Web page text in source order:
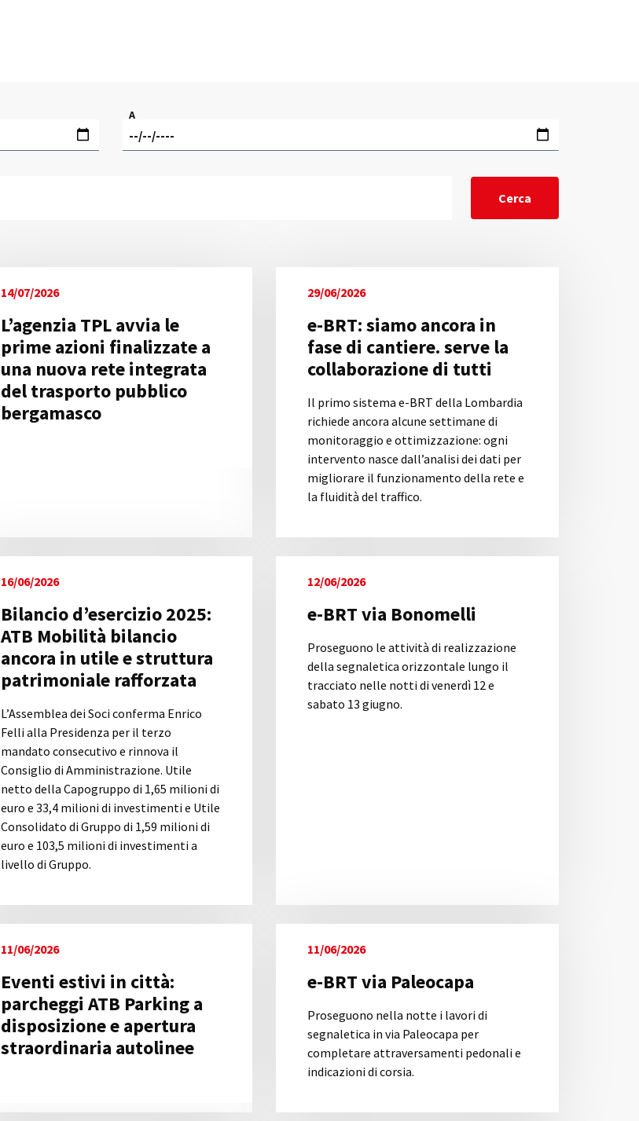
A
14/07/2026
L’agenzia TPL avvia le
prime azioni finalizzate a
una nuova rete integrata
del trasporto pubblico
bergamasco
29/06/2026
e-BRT: siamo ancora in
fase di cantiere. serve la
collaborazione di tutti
Il primo sistema e-BRT della Lombardia
richiede ancora alcune settimane di
monitoraggio e ottimizzazione: ogni
intervento nasce dall’analisi dei dati per
migliorare il funzionamento della rete e
la fluidità del traffico.
16/06/2026
Bilancio d’esercizio 2025:
ATB Mobilità bilancio
ancora in utile e struttura
patrimoniale rafforzata
L’Assemblea dei Soci conferma Enrico
Felli alla Presidenza per il terzo
mandato consecutivo e rinnova il
Consiglio di Amministrazione. Utile
netto della Capogruppo di 1,65 milioni di
euro e 33,4 milioni di investimenti e Utile
Consolidato di Gruppo di 1,59 milioni di
euro e 103,5 milioni di investimenti a
livello di Gruppo.
12/06/2026
e-BRT via Bonomelli
Proseguono le attività di realizzazione
della segnaletica orizzontale lungo il
tracciato nelle notti di venerdì 12 e
sabato 13 giugno.
11/06/2026
Eventi estivi in città:
parcheggi ATB Parking a
disposizione e apertura
straordinaria autolinee
11/06/2026
e-BRT via Paleocapa
Proseguono nella notte i lavori di
segnaletica in via Paleocapa per
completare attraversamenti pedonali e
indicazioni di corsia.